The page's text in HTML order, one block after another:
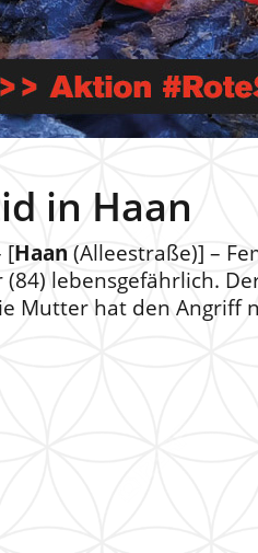
in Haan
[Haan (Alleestraße)] –
lebensgefährlich.
Mutter hat den Angriff